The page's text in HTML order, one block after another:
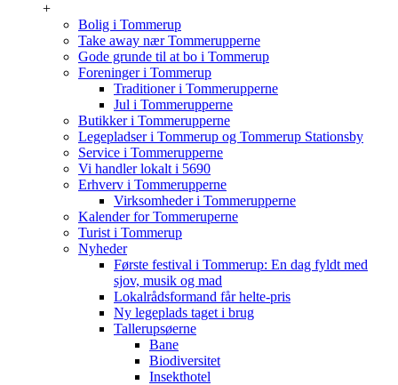
+
Bolig i Tommerup
Take away nær Tommerupperne
Gode grunde til at bo i Tommerup
Foreninger i Tommerup
Traditioner i Tommerupperne
Jul i Tommerupperne
Butikker i Tommerupperne
Legepladser i Tommerup og Tommerup Stationsby
Service i Tommerupperne
Vi handler lokalt i 5690
Erhverv i Tommerupperne
Virksomheder i Tommerupperne
Kalender for Tommeruperne
Turist i Tommerup
Nyheder
Første festival i Tommerup: En dag fyldt med
sjov, musik og mad
Lokalrådsformand får helte-pris
Ny legeplads taget i brug
Tallerupsøerne
Bane
Biodiversitet
Insekthotel